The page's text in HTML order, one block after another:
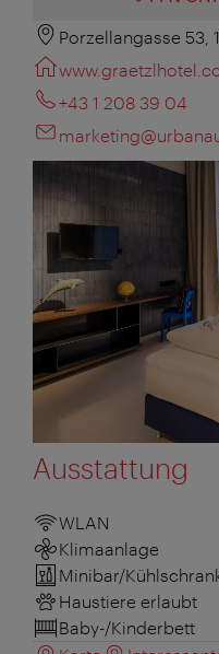
Porzellangasse 53,
+43 1 208 39 04
Ausstattung
WLAN
Klimaanlage
Minibar/
Haustiere erlaubt
Baby-/Kinderbett